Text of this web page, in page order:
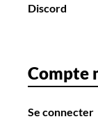
Discord
Compte
Se connecter